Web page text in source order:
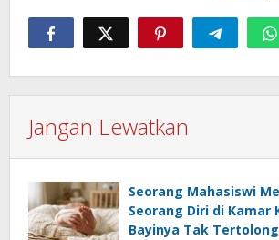
Jangan Lewatkan
Seorang Mahasiswi
Seorang Diri di Kamar
Bayinya Tak Tertolong